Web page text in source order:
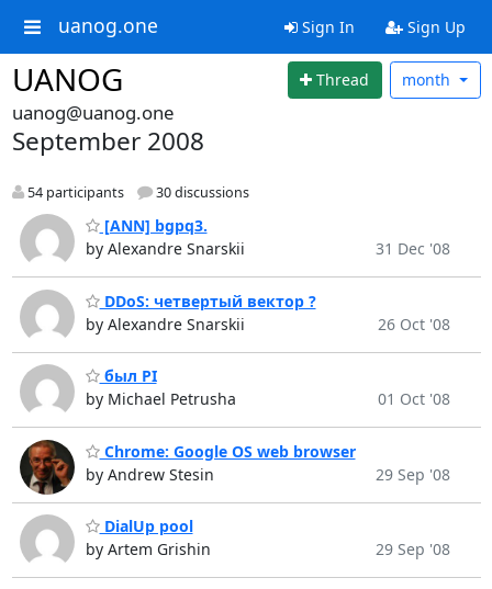
uanog.one Sign In Sign Up
UANOG Thread month
uanog@uanog.one
September 2008
54 participants 30 discussions
[ANN] bgpq3.
by Alexandre Snarskii
31 Dec '08
DDoS: четвертый вектор ?
by Alexandre Snarskii
26 Oct '08
был PI
by Michael Petrusha
01 Oct '08
Chrome: Google OS web browser
by Andrew Stesin
29 Sep '08
DialUp pool
by Artem Grishin
29 Sep '08